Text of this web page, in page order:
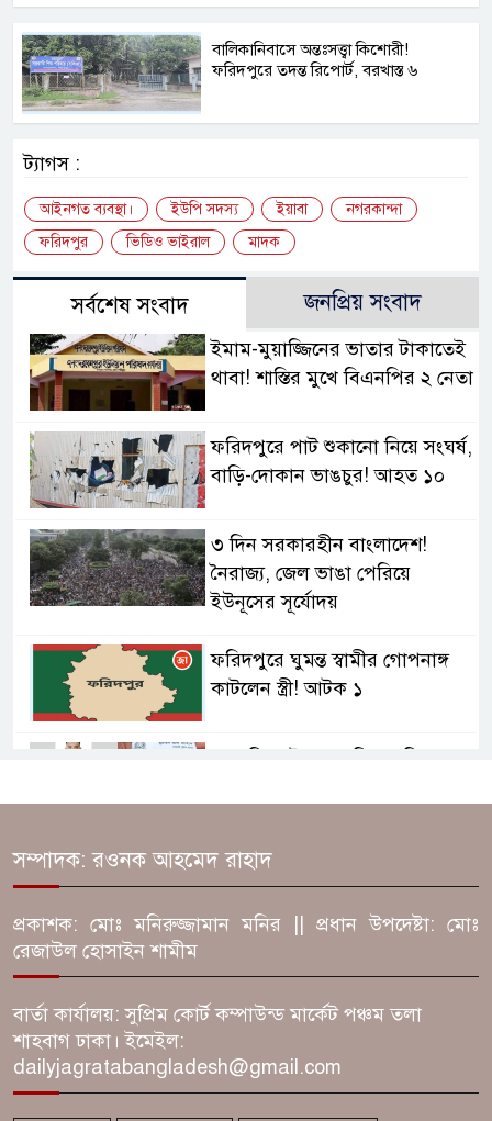
বালিকানিবাসে অন্তঃসত্ত্বা কিশোরী!
ফরিদপুরে তদন্ত রিপোর্ট, বরখাস্ত ৬
ট্যাগস :
আইনগত ব্যবস্থা। ইউপি সদস্য ইয়াবা
নগরকান্দা
ফরিদপুর
ভিডিও ভাইরাল মাদক
সর্বশেষ সংবাদ জনপ্রিয় সংবাদ
ইমাম-মুয়াজ্জিনের ভাতার টাকাতেই
থাবা! শাস্তির মুখে বিএনপির ২ নেতা
ফরিদপুরে পাট শুকানো নিয়ে সংঘর্ষ,
বাড়ি-দোকান ভাঙচুর! আহত ১০
৩ দিন সরকারহীন বাংলাদেশ!
নৈরাজ্য, জেল ভাঙা পেরিয়ে
ইউনূসের সূর্যোদয়
ফরিদপুরে ঘুমন্ত স্বামীর গোপনাঙ্গ
কাটলেন স্ত্রী! আটক ১
‘অন্ধকারে হামলা, না কি মিথ্যা
নাটক?’ ফরিদপুরে ৩ বিএনপি
নেতার জামিনে তোলপাড়
বালিকানিবাসে অন্তঃসত্ত্বা কিশোরী!
ফরিদপুরে তদন্ত রিপোর্ট, বরখাস্ত ৬
বিমানবন্দরে ভিআইপি-সিআইপিসহ
সবাইকে তল্লাশির নির্দেশ
সম্পাদক: রওনক আহমেদ রাহাদ
প্রকাশক: মোঃ মনিরুজ্জামান মনির || প্রধান উপদেষ্টা: মোঃ
রেজাউল হোসাইন শামীম
বার্তা কার্যালয়: সুপ্রিম কোর্ট কম্পাউন্ড মার্কেট পঞ্চম তলা
শাহবাগ ঢাকা। ইমেইল:
dailyjagratabangladesh@gmail.com